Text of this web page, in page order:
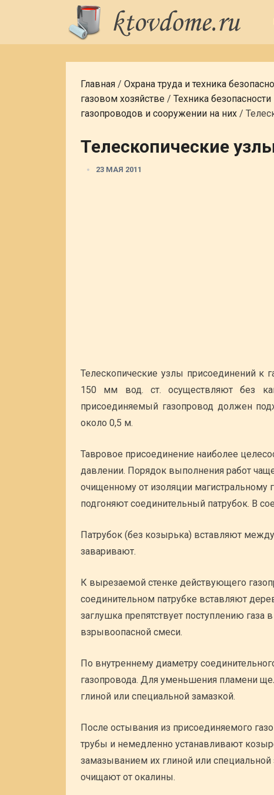
Главная / Охрана труда и техника
газовом хозяйстве / Техника
газопроводов и сооружении на них /
Телескопические
23 МАЯ 2011
Телескопические узлы присоединений
150 мм вод. ст. осуществляют без
присоединяемый газопровод должен
около 0,5 м.
Тавровое присоединение наиболее
давлении. Порядок выполнения работ
очищенному от изоляции магистральному
подгоняют соединительный патрубок. В
Патрубок (без козырька) вставляют
заваривают.
К вырезаемой стенке действующего
соединительном патрубке вставляют
заглушка препятствует поступлению
взрывоопасной смеси.
По внутреннему диаметру
газопровода. Для уменьшения пламени
глиной или специальной замазкой.
После остывания из присоединяемого
трубы и немедленно устанавливают
замазыванием их глиной или
очищают от окалины.